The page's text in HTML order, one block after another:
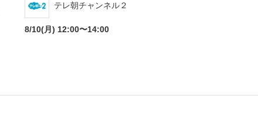
テレ朝チャンネル２
8/10(月) 12:00〜14:00